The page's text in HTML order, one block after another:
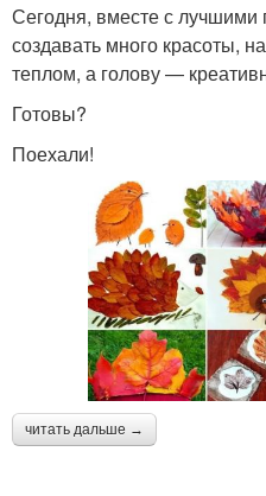
Сегодня, вместе с
создавать много красоты,
теплом, а голову —
Готовы?
Поехали!
читать дальше →